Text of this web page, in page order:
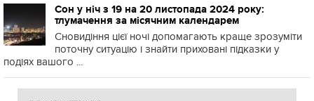
Сон у ніч з 19 на 20 листопада 2024 року:
тлумачення за місячним календарем
Сновидіння цієї ночі допомагають краще зрозуміти
поточну ситуацію і знайти приховані підказки у
подіях вашого ...